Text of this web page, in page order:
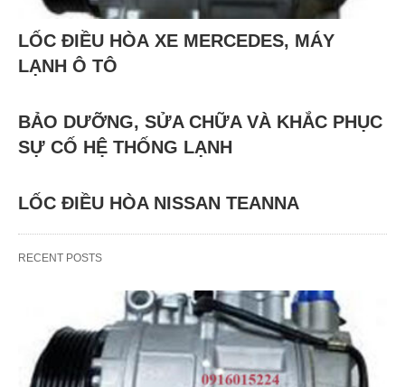
LỐC ĐIỀU HÒA XE MERCEDES, MÁY
LẠNH Ô TÔ
BẢO DƯỠNG, SỬA CHỮA VÀ KHẮC PHỤC
SỰ CỐ HỆ THỐNG LẠNH
LỐC ĐIỀU HÒA NISSAN TEANNA
RECENT POSTS